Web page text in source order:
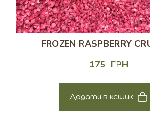
FROZEN RASPBERRY
175  ГРН
Додати в кошик